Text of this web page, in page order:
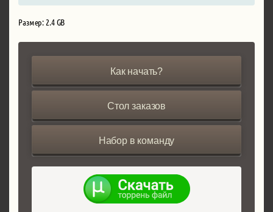
Размер: 2.4 GB
Как начать?
Стол заказов
Набор в команду